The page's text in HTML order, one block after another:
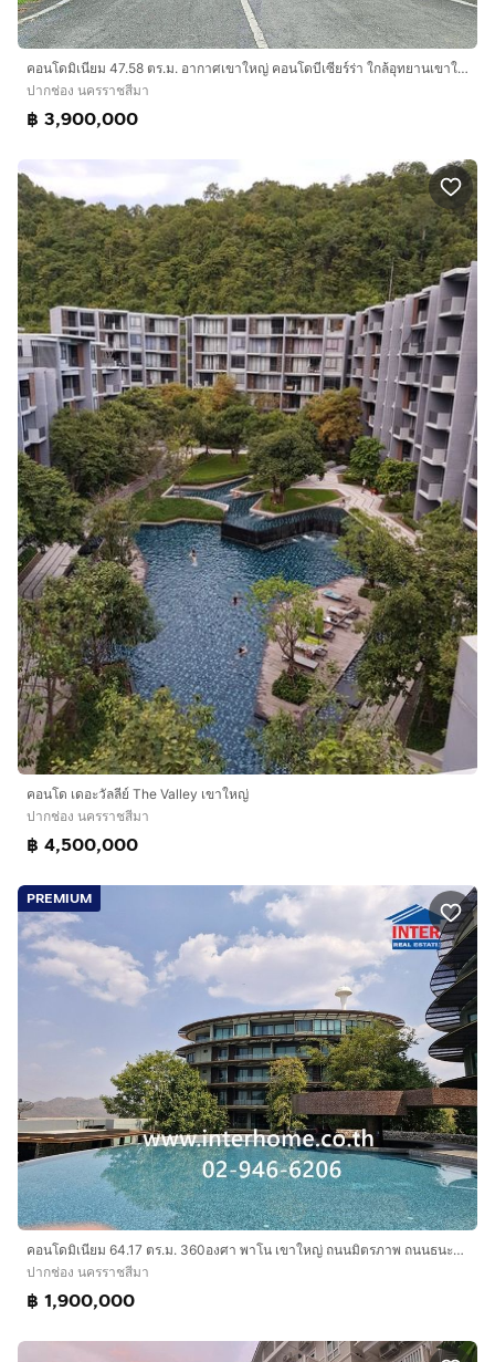
คอนโดมิเนียม 47.58 ตร.ม. อากาศเขาใหญ่ คอนโดบีเซียร์ร่า ใกล้อุทยานเขาใหญ่ ซอยเทศบาล10-11 ถนนผ่านศึก-กุดคล้า ถนนมิตรภาพแผ่นดินหมายเลข2 ปากช่อง
ปากช่อง นครราชสีมา
฿ 3,900,000
คอนโด เดอะวัลลีย์ The Valley เขาใหญ่
ปากช่อง นครราชสีมา
฿ 4,500,000
PREMIUM
คอนโดมิเนียม 64.17 ตร.ม. 360องศา พาโน เขาใหญ่ ถนนมิตรภาพ ถนนธนะรัชต์ ปากช่อง นครราชสีมา
ปากช่อง นครราชสีมา
฿ 1,900,000